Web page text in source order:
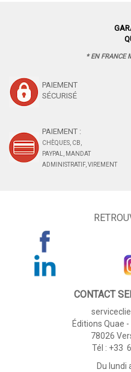
* EN FRANCE
PAIEMENT
SÉCURISÉ
PAIEMENT :
CHÈQUES, CB,
PAYPAL, MANDAT
ADMINISTRATIF, VIREMENT
CONTACT
Éditions Quae -
78026
Tél : +33
Du lundi